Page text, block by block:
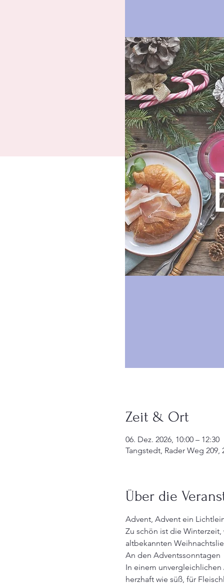
Zeit & Ort
06. Dez. 2026, 10:00 – 12:30
Tangstedt, Rader Weg
Über die
Advent, Advent ein
Zu schön ist die
altbekannten
An den Adventssonntagen
In einem
herzhaft wie süß, für